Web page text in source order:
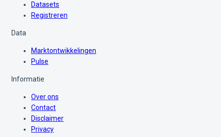
Datasets
Registreren
Data
Marktontwikkelingen
Pulse
Informatie
Over ons
Contact
Disclaimer
Privacy